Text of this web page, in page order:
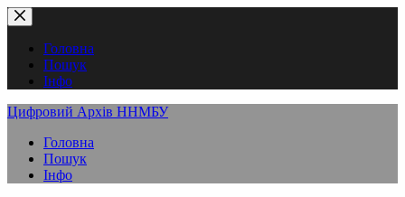
Перейти
до
вмістуГоловна
Пошук
Інфо
Цифровий Архів ННМБУ
Головна
Пошук
Інфо